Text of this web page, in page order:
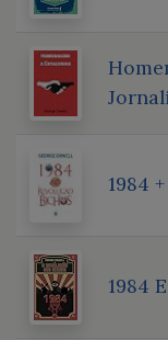
1984
1984